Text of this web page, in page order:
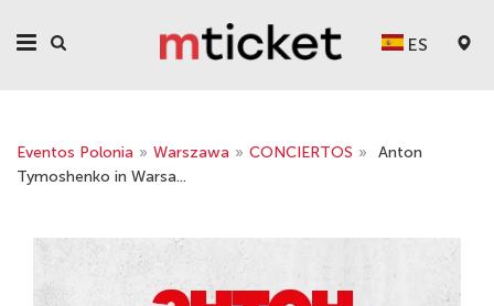
ES
Eventos Polonia » Warszawa » CONCIERTOS »
Anton
Tymoshenko in Warsa...